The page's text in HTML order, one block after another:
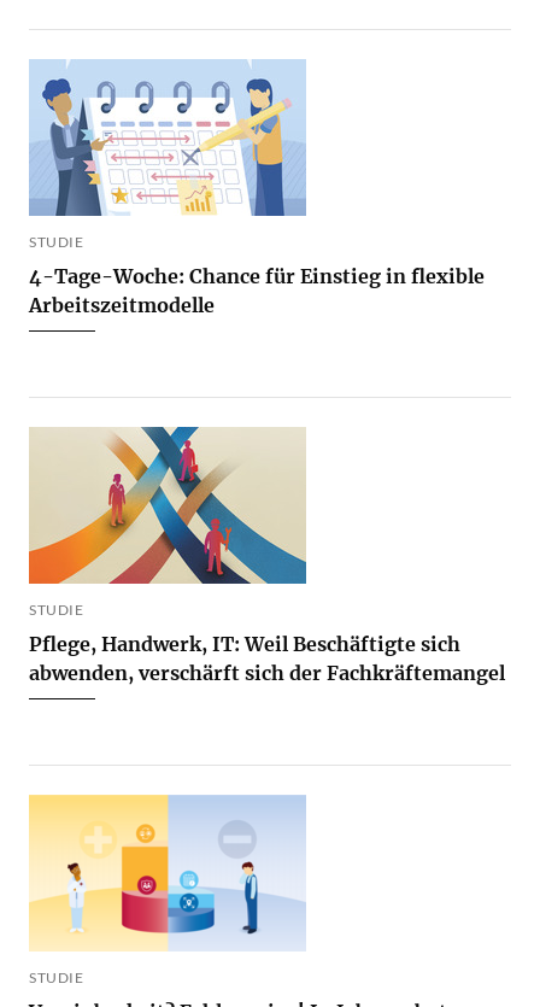
STUDIE
4-Tage-Woche: Chance für Einstieg in flexible
Arbeitszeitmodelle
STUDIE
Pflege, Handwerk, IT: Weil Beschäftigte sich
abwenden, verschärft sich der Fachkräftemangel
STUDIE